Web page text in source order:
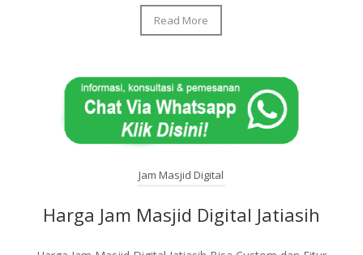
Read More
Jam Masjid Digital
Harga Jam Masjid Digital Jatiasih